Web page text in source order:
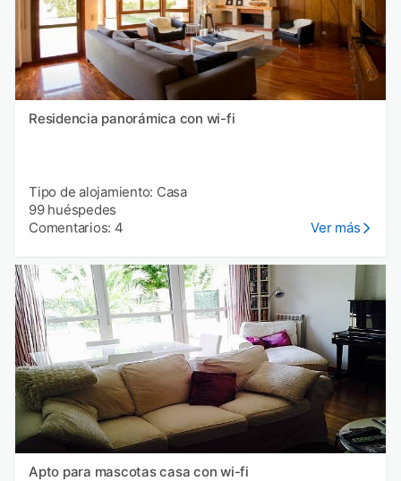
Residencia panorámica con wi-fi
Tipo de alojamiento: Casa
99 huéspedes
Comentarios: 4
Ver más
Apto para mascotas casa con wi-fi